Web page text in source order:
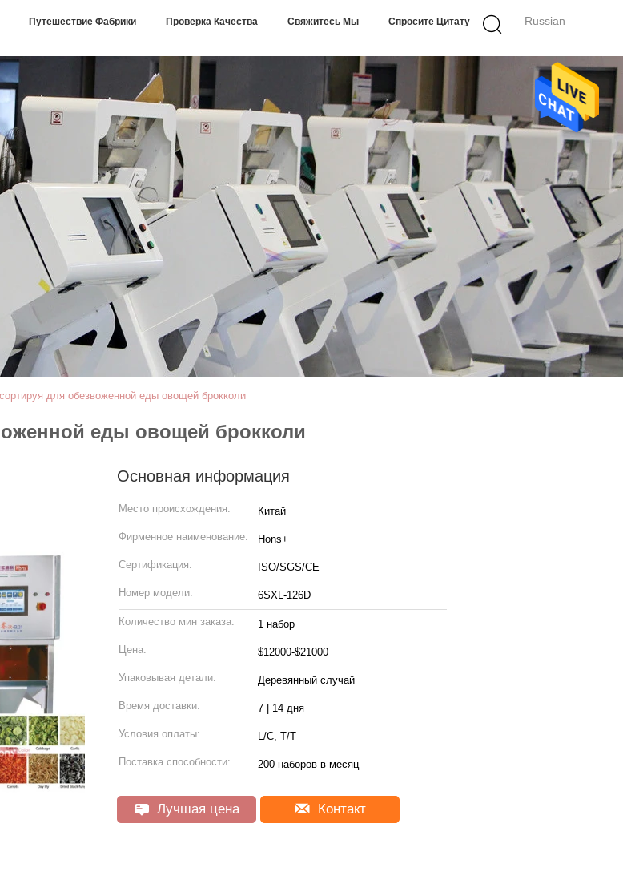
Russian
Путешествие Фабрики Проверка Качества Свяжитесь Мы Спросите Цитату
для обезвоженной еды овощей брокколи
еды овощей брокколи
Основная информация
Место происхождения: Китай
Фирменное наименование: Hons+
Сертификация: ISO/SGS/CE
Номер модели: 6SXL-126D
Количество мин заказа: 1 набор
Цена: $12000-$21000
Упаковывая детали: Деревянный случай
Время доставки: 7 | 14 дня
Условия оплаты: L/C, T/T
Поставка способности: 200 наборов в месяц
Лучшая цена Контакт